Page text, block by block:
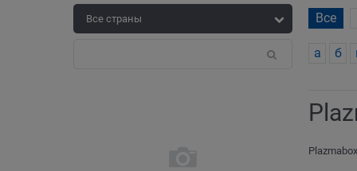
Все
а б
Plazmabox